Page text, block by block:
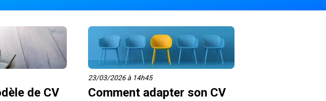
de CV
23/03/2026 à 14h45
Comment adapter son CV